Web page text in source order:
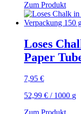
Zum Produkt
Loses
Paper
7,95 €
52,99 € / 1000 g